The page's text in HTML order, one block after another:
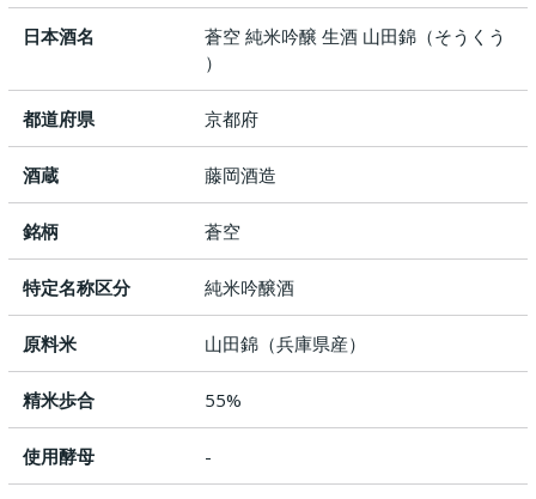
日本酒名
蒼空 純米吟醸 生酒 山田錦（そうくう
）
都道府県 京都府
酒蔵 藤岡酒造
銘柄 蒼空
特定名称区分 純米吟醸酒
原料米 山田錦（兵庫県産）
精米歩合 55%
使用酵母 -